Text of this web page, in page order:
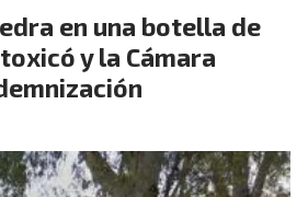
en una botella de
y la Cámara